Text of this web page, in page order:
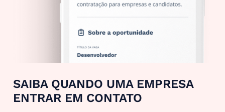
SAIBA QUANDO UMA EMPRESA
ENTRAR EM CONTATO